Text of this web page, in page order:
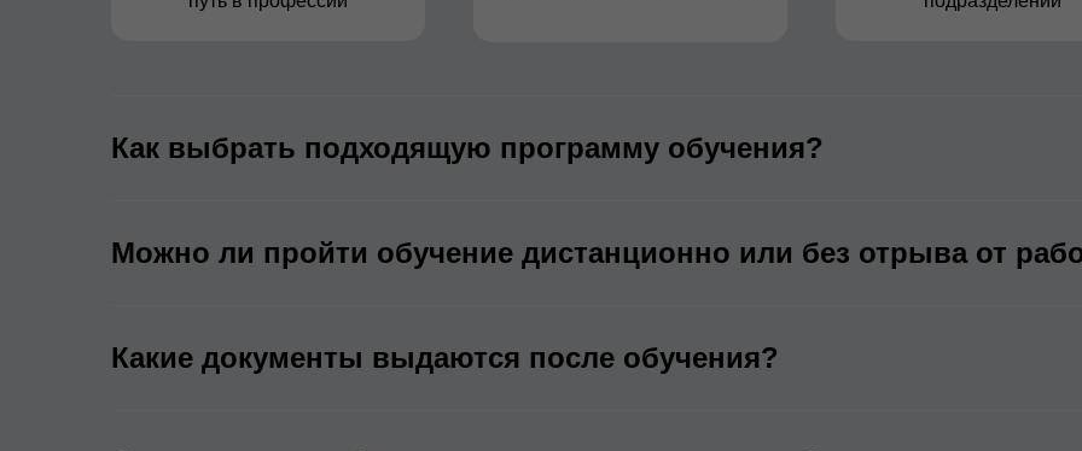
Как выбрать подходящую программу обучения?
Можно ли пройти обучение дистанционно или без отрыва от
Какие документы выдаются после обучения?